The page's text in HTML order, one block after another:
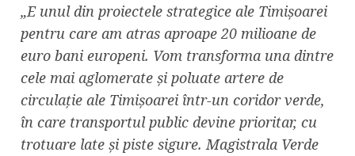
„E unul din proiectele strategice ale Timișoarei
pentru care am atras aproape 20 milioane de
euro bani europeni. Vom transforma una dintre
cele mai aglomerate și poluate artere de
circulație ale Timișoarei într-un coridor verde,
în care transportul public devine prioritar, cu
trotuare late și piste sigure. Magistrala Verde